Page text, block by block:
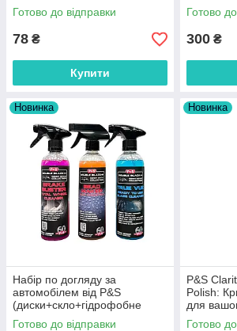
Готово до відправки
78 ₴
Купити
Готово
300 ₴
Новинка
Набір по догляду за
автомобілем від P&S
(диски+скло+гідрофобне
покриття)
Готово до відправки
Новинка
P&S
Polish:
для
214520
Готово